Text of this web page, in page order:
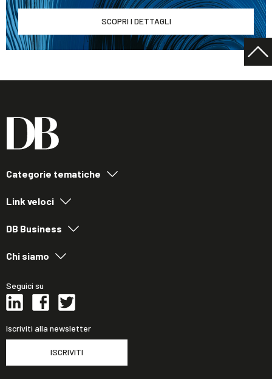
SCOPRI I DETTAGLI
Categorie tematiche
Link veloci
DB Business
Chi siamo
Seguici su
Iscriviti alla newsletter
ISCRIVITI